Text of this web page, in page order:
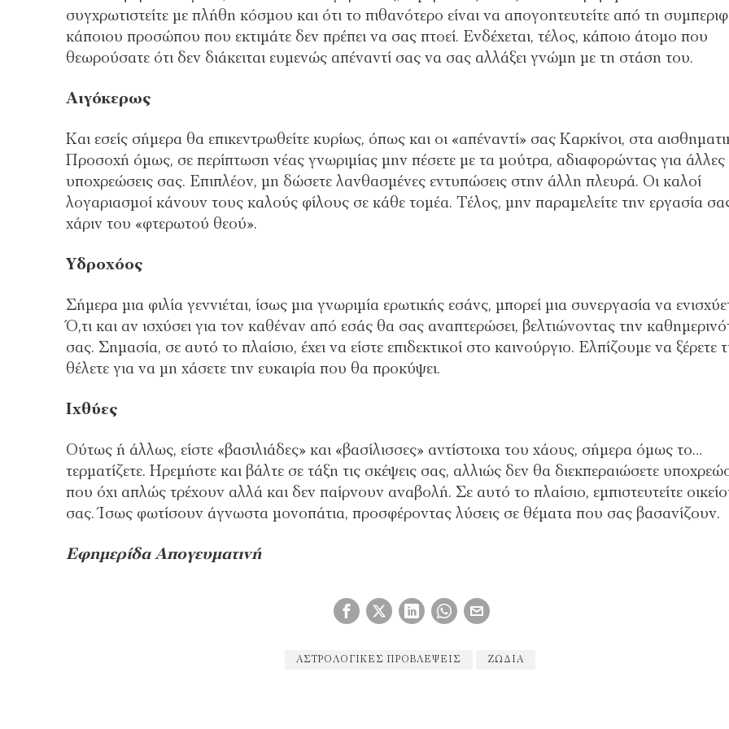
συγχρωτιστείτε με πλήθη κόσμου και ότι το πιθανότερο είναι να απογοητευτείτε από τη
κάποιου προσώπου που εκτιμάτε δεν πρέπει να σας πτοεί. Ενδέχεται, τέλος, κάποιο άτομο που
θεωρούσατε ότι δεν διάκειται ευμενώς απέναντί σας να σας αλλάξει γνώμη με τη στάση του.
Αιγόκερως
Και εσείς σήμερα θα επικεντρωθείτε κυρίως, όπως και οι «απέναντί» σας Καρκίνοι, στα
Προσοχή όμως, σε περίπτωση νέας γνωριμίας μην πέσετε με τα μούτρα, αδιαφορώντας για άλλες
υποχρεώσεις σας. Επιπλέον, μη δώσετε λανθασμένες εντυπώσεις στην άλλη πλευρά. Οι καλοί
λογαριασμοί κάνουν τους καλούς φίλους σε κάθε τομέα. Τέλος, μην παραμελείτε την εργασία
χάριν του «φτερωτού θεού».
Υδροχόος
Σήμερα μια φιλία γεννιέται, ίσως μια γνωριμία ερωτικής εσάνς, μπορεί μια συνεργασία να
Ό,τι και αν ισχύσει για τον καθέναν από εσάς θα σας αναπτερώσει, βελτιώνοντας την
σας. Σημασία, σε αυτό το πλαίσιο, έχει να είστε επιδεκτικοί στο καινούργιο. Ελπίζουμε να ξέρετε
θέλετε για να μη χάσετε την ευκαιρία που θα προκύψει.
Ιχθύες
Ούτως ή άλλως, είστε «βασιλιάδες» και «βασίλισσες» αντίστοιχα του χάους, σήμερα όμως το…
τερματίζετε. Ηρεμήστε και βάλτε σε τάξη τις σκέψεις σας, αλλιώς δεν θα διεκπεραιώσετε
που όχι απλώς τρέχουν αλλά και δεν παίρνουν αναβολή. Σε αυτό το πλαίσιο, εμπιστευτείτε
σας. Ίσως φωτίσουν άγνωστα μονοπάτια, προσφέροντας λύσεις σε θέματα που σας βασανίζουν.
Εφημερίδα Απογευματινή
ΑΣΤΡΟΛΟΓΙΚΈΣ ΠΡΟΒΛΈΨΕΙΣ ΖΏΔΙΑ